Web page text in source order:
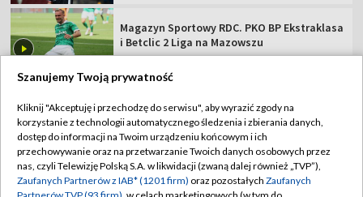
Magazyn Sportowy RDC. PKO BP Ekstraklasa
i Betclic 2 Liga na Mazowszu
TVP
Abonament TVP
Sklep TVP
Regulamin TVP
Polityka prywatności
Szanujemy Twoją prywatność
Kliknij "Akceptuję i przechodzę do serwisu", aby wyrazić zgody na
korzystanie z technologii automatycznego śledzenia i zbierania danych,
dostęp do informacji na Twoim urządzeniu końcowym i ich
przechowywanie oraz na przetwarzanie Twoich danych osobowych przez
nas, czyli Telewizję Polską S.A. w likwidacji (zwaną dalej również „TVP”),
Zaufanych Partnerów z IAB* (1201 firm) oraz pozostałych Zaufanych